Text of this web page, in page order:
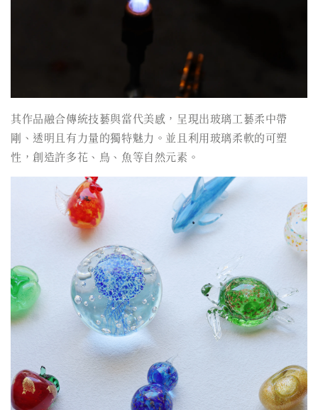
其作品融合傳統技藝與當代美感，呈現出玻璃工藝柔中帶
剛、透明且有力量的獨特魅力。並且利用玻璃柔軟的可塑
性，創造許多花、鳥、魚等自然元素。